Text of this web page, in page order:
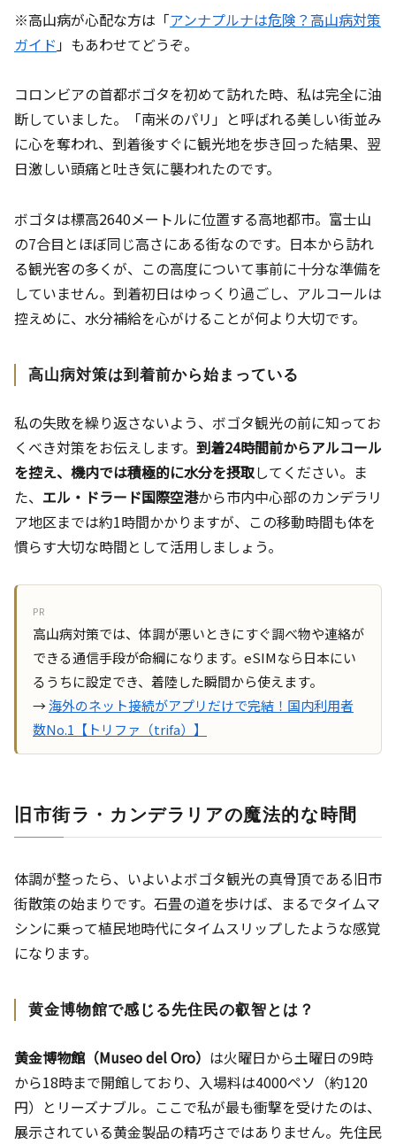
※高山病が心配な方は「アンナプルナは危険？高山病対策
ガイド 」もあわせてどうぞ。
コロンビアの首都ボゴタを初めて訪れた時、私は完全に油
断していました。「南米のパリ」と呼ばれる美しい街並み
に心を奪われ、到着後すぐに観光地を歩き回った結果、翌
日激しい頭痛と吐き気に襲われたのです。
ボゴタは標高2640メートルに位置する高地都市。富士山
の7合目とほぼ同じ高さにある街なのです。日本から訪れ
る観光客の多くが、この高度について事前に十分な準備を
していません。到着初日はゆっくり過ごし、アルコールは
控えめに、水分補給を心がけることが何より大切です。
高山病対策は到着前から始まっている
私の失敗を繰り返さないよう、ボゴタ観光の前に知ってお
くべき対策をお伝えします。 到着24時間前からアルコール
を控え、機内では積極的に水分を摂取してください。ま
た、 エル・ドラード国際空港から市内中心部のカンデラリ
ア地区までは約1時間かかりますが、この移動時間も体を
慣らす大切な時間として活用しましょう。
PR
高山病対策では、体調が悪いときにすぐ調べ物や連絡が
できる通信手段が命綱になります。eSIMなら日本にい
るうちに設定でき、着陸した瞬間から使えます。
→海外のネット接続がアプリだけで完結！国内利用者
数No.1【トリファ（trifa）】
旧市街ラ・カンデラリアの魔法的な時間
体調が整ったら、いよいよボゴタ観光の真骨頂である旧市
街散策の始まりです。石畳の道を歩けば、まるでタイムマ
シンに乗って植民地時代にタイムスリップしたような感覚
になります。
黄金博物館で感じる先住民の叡智とは？
黄金博物館（Museo del Oro） は火曜日から土曜日の9時
から18時まで開館しており、入場料は4000ペソ（約120
円）とリーズナブル。ここで私が最も衝撃を受けたのは、
展示されている黄金製品の精巧さではありません。先住民